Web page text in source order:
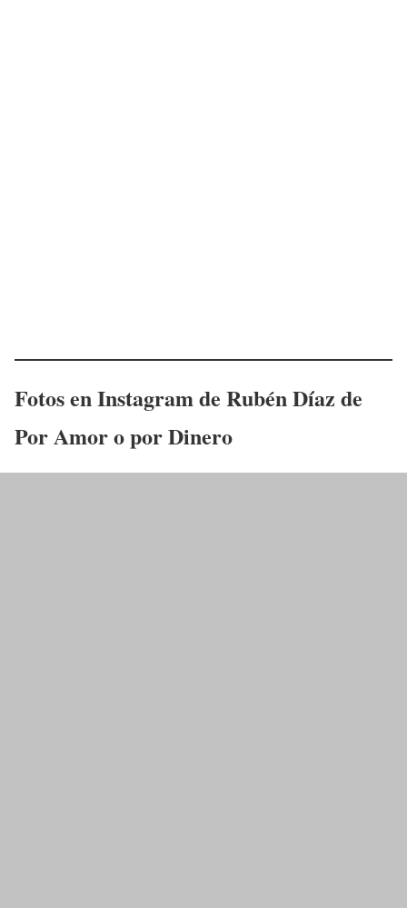
Fotos en Instagram de Rubén Díaz de
Por Amor o por Dinero